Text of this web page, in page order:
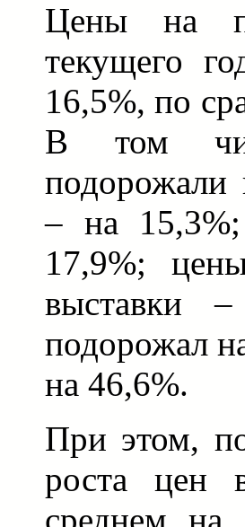
Цены на
текущего
16,5%, по
В том
подорожали
– на
17,9%;
выставки
подорожал
на 46,6%.
При этом,
роста цен